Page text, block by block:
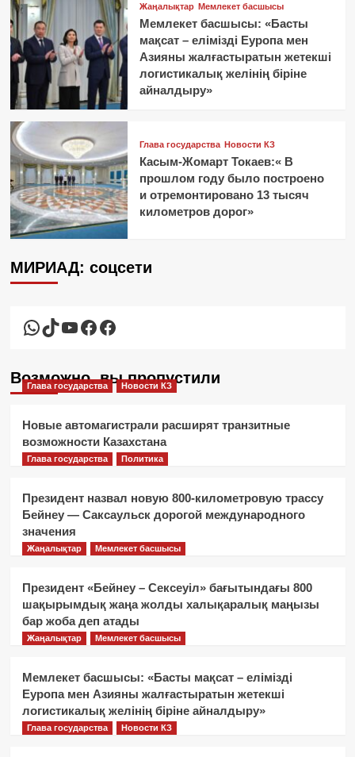
Жаңалықтар Мемлекет басшысы
Мемлекет басшысы: «Басты
мақсат – елімізді Еуропа мен
Азияны жалғастыратын жетекші
логистикалық желінің біріне
айналдыру»
Глава государства Новости КЗ
Касым-Жомарт Токаев:« В
прошлом году было построено
и отремонтировано 13 тысяч
километров дорог»
МИРИАД: соцсети
WhatsApp
TikTok
YouTube
Facebook
Facebook
Возможно, вы пропустили
Глава государства Новости КЗ
Новые автомагистрали расширят транзитные
возможности Казахстана
Глава государства Политика
Президент назвал новую 800-километровую трассу
Бейнеу — Саксаульск дорогой международного
значения
Жаңалықтар Мемлекет басшысы
Президент «Бейнеу – Сексеуіл» бағытындағы 800
шақырымдық жаңа жолды халықаралық маңызы
бар жоба деп атады
Жаңалықтар Мемлекет басшысы
Мемлекет басшысы: «Басты мақсат – елімізді
Еуропа мен Азияны жалғастыратын жетекші
логистикалық желінің біріне айналдыру»
Глава государства Новости КЗ